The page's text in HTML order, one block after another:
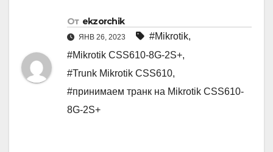
От ekzorchik
ЯНВ 26, 2023 #Mikrotik,
#Mikrotik CSS610-8G-2S+,
#Trunk Mikrotik CSS610,
#принимаем транк на Mikrotik CSS610-
8G-2S+